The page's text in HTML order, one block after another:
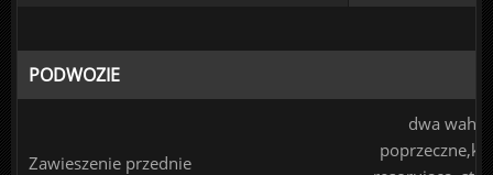
PODWOZIE
Zawieszenie przednie
dwa